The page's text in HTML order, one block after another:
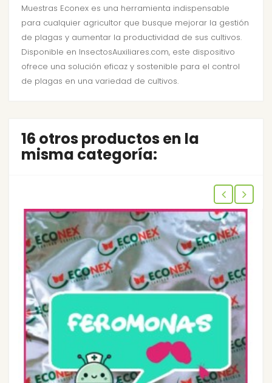
Muestras Econex es una herramienta indispensable
para cualquier agricultor que busque mejorar la gestión
de plagas y aumentar la productividad de sus cultivos.
Disponible en InsectosAuxiliares.com, este dispositivo
ofrece una solución eficaz y sostenible para el control
de plagas en una variedad de cultivos.
16 otros productos en la
misma categoría: